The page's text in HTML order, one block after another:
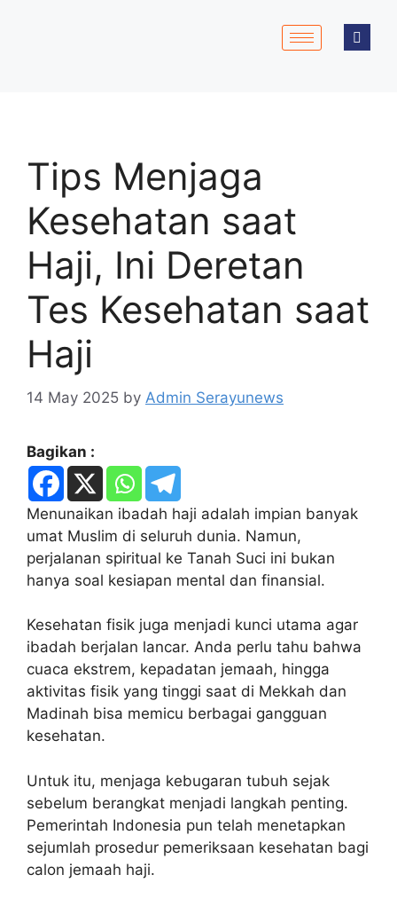
Tips Menjaga
Kesehatan saat
Haji, Ini Deretan
Tes Kesehatan saat
Haji
14 May 2025 by Admin Serayunews
Bagikan :
Menunaikan ibadah haji adalah impian banyak
umat Muslim di seluruh dunia. Namun,
perjalanan spiritual ke Tanah Suci ini bukan
hanya soal kesiapan mental dan finansial.
Kesehatan fisik juga menjadi kunci utama agar
ibadah berjalan lancar. Anda perlu tahu bahwa
cuaca ekstrem, kepadatan jemaah, hingga
aktivitas fisik yang tinggi saat di Mekkah dan
Madinah bisa memicu berbagai gangguan
kesehatan.
Untuk itu, menjaga kebugaran tubuh sejak
sebelum berangkat menjadi langkah penting.
Pemerintah Indonesia pun telah menetapkan
sejumlah prosedur pemeriksaan kesehatan bagi
calon jemaah haji.